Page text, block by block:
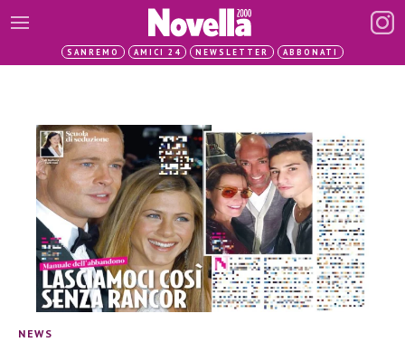
SANREMO AMICI 24 NEWSLETTER ABBONATI
NEWS